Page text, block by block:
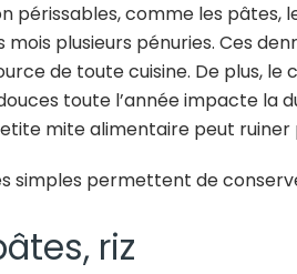
périssables, comme les pâtes,
mois plusieurs pénuries. Ces
de toute cuisine. De plus,
toute l’année impacte la
mite alimentaire peut ruiner
simples permettent de
riz